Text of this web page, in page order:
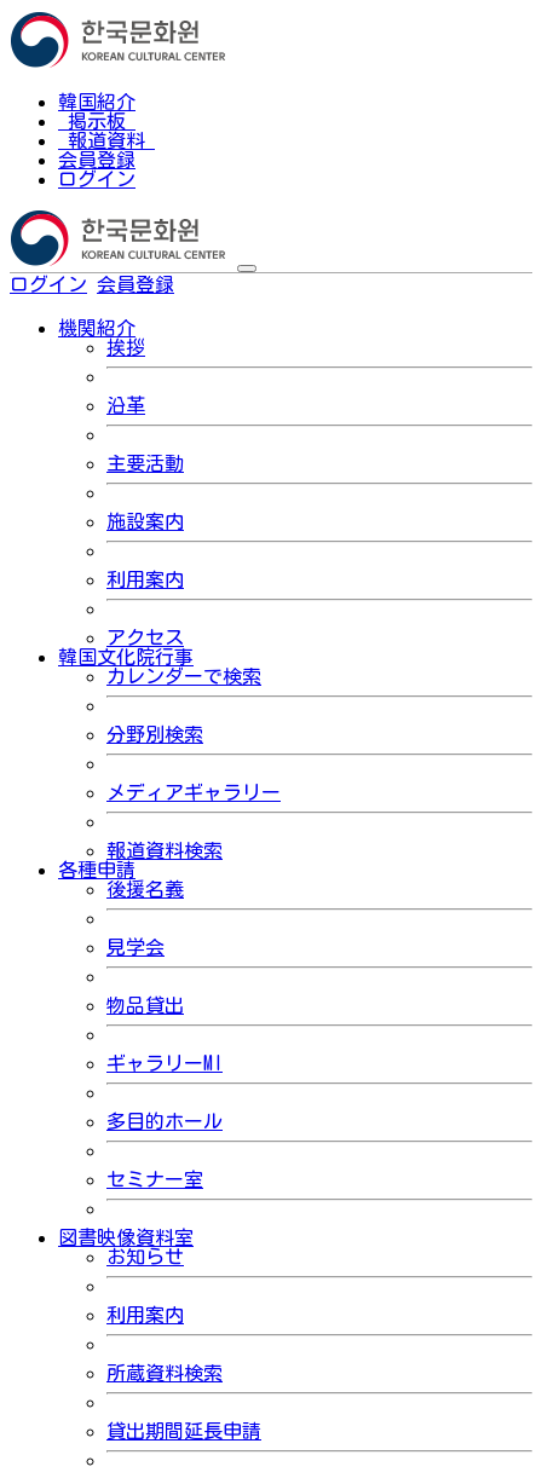
韓国紹介
掲示板
報道資料
会員登録
ログイン
ログイン 会員登録
機関紹介
挨拶
沿革
主要活動
施設案内
利用案内
アクセス
韓国文化院行事
カレンダーで検索
分野別検索
メディアギャラリー
報道資料検索
各種申請
後援名義
見学会
物品貸出
ギャラリーMI
多目的ホール
セミナー室
図書映像資料室
お知らせ
利用案内
所蔵資料検索
貸出期間延長申請